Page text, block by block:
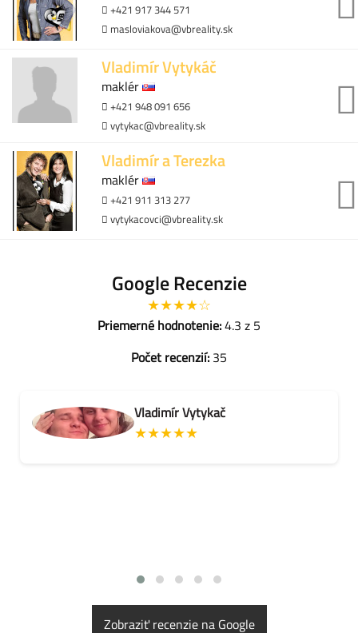
+421 917 344 571
masloviakova@vbreality.sk
Vladimír Vytykáč
maklér
+421 948 091 656
vytykac@vbreality.sk
Vladimír a Terezka
maklér
+421 911 313 277
vytykacovci@vbreality.sk
Google Recenzie
★★★★☆
Priemerné hodnotenie:4.3 z 5
Počet recenzií: 35
Vladimír Vytykač
★★★★★
Zobraziť recenzie na Google